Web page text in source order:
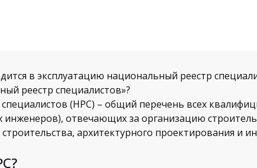
в эксплуатацию национальный реестр
реестр специалистов»?
(НРС) – общий перечень всех
инженеров), отвечающих за организацию
архитектурного проектирования и